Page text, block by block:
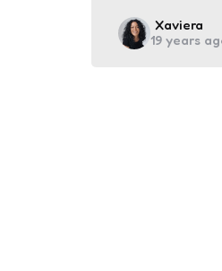
Posted
by
Xaviera
19 years